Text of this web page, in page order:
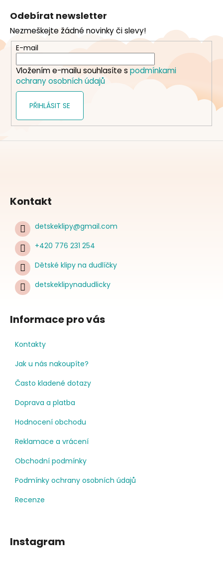
a
t
Odebírat newsletter
Nezmeškejte žádné novinky či slevy!
E-mail
Vložením e-mailu souhlasíte s podmínkami
ochrany osobních údajů
PŘIHLÁSIT SE
Kontakt
detskeklipy@gmail.com
+420 776 231 254
Dětské klipy na dudlíčky
detskeklipynadudlicky
Informace pro vás
Kontakty
Jak u nás nakoupíte?
Často kladené dotazy
Doprava a platba
Hodnocení obchodu
Reklamace a vrácení
Obchodní podmínky
Podmínky ochrany osobních údajů
Recenze
Instagram